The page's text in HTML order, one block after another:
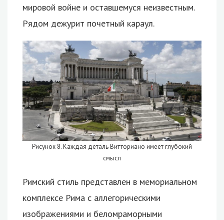
мировой войне и оставшемуся неизвестным.
Рядом дежурит почетный караул.
Рисунок 8. Каждая деталь Витториано имеет глубокий
смысл
Римский стиль представлен в мемориальном
комплексе Рима с аллегорическими
изображениями и беломраморными